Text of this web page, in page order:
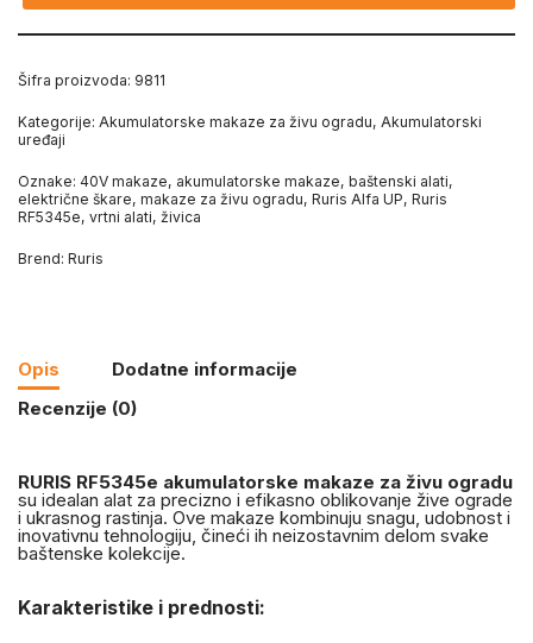
Šifra proizvoda: 9811
Kategorije: Akumulatorske makaze za živu ogradu, Akumulatorski
uređaji
Oznake: 40V makaze, akumulatorske makaze, baštenski alati,
električne škare, makaze za živu ogradu, Ruris Alfa UP, Ruris
RF5345e, vrtni alati, živica
Brend: Ruris
Opis
Dodatne informacije
Recenzije (0)
RURIS RF5345e akumulatorske makaze za živu ogradu
su idealan alat za precizno i efikasno oblikovanje žive ograde
i ukrasnog rastinja. Ove makaze kombinuju snagu, udobnost i
inovativnu tehnologiju, čineći ih neizostavnim delom svake
baštenske kolekcije.
Karakteristike i prednosti: